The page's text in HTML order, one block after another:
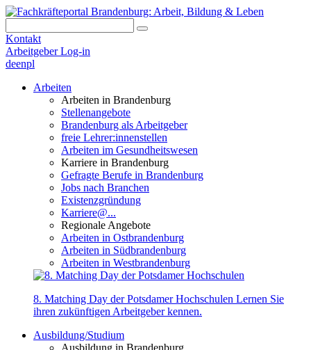
Kontakt
Arbeitgeber Log-in
deenpl
Arbeiten
Arbeiten in Brandenburg
Stellenangebote
Brandenburg als Arbeitgeber
freie Lehrer:innenstellen
Arbeiten im Gesundheitswesen
Karriere in Brandenburg
Gefragte Berufe in Brandenburg
Jobs nach Branchen
Existenzgründung
Karriere@...
Regionale Angebote
Arbeiten in Ostbrandenburg
Arbeiten in Südbrandenburg
Arbeiten in Westbrandenburg
8. Matching Day der Potsdamer Hochschulen Lernen Sie
ihren zukünftigen Arbeitgeber kennen.
Ausbildung/Studium
Ausbildung in Brandenburg